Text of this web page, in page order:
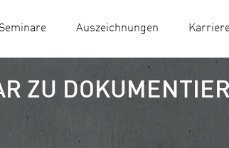
Seminare Auszeichnungen
ZU